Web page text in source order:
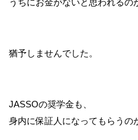
うちにお金がないと思われるの
猶予しませんでした。
JASSOの奨学金も、
身内に保証人になってもらうの